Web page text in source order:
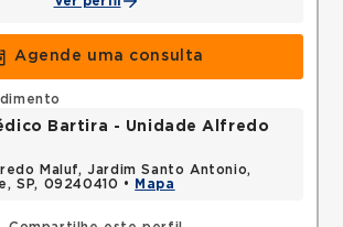
Agende uma consulta
Bartira - Unidade Alfredo
Maluf, Jardim Santo Antonio,
SP, 09240410 •
Mapa